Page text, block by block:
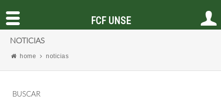
NOTICIAS
home noticias
BUSCAR
FCF UNSE